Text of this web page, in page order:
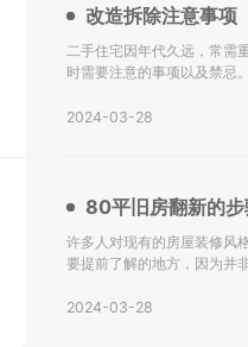
改造拆除注意事项
二手住宅因年代久远，常需
时需要注意的事项以及禁忌。 一、改造拆除注意事项： 水电转换：二手房改造的主要挑战之一是水电系统
会选
2024-03-28
80平旧房翻新的步
许多人对现有的房屋装修风
要提前了解的地方，因为并
等问题。在进行墙壁
2024-03-28